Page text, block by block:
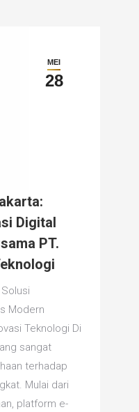
MEI
28
Digital
PT.
Modern
Teknologi Di
sangat
terhadap
Mulai dari
platform e-